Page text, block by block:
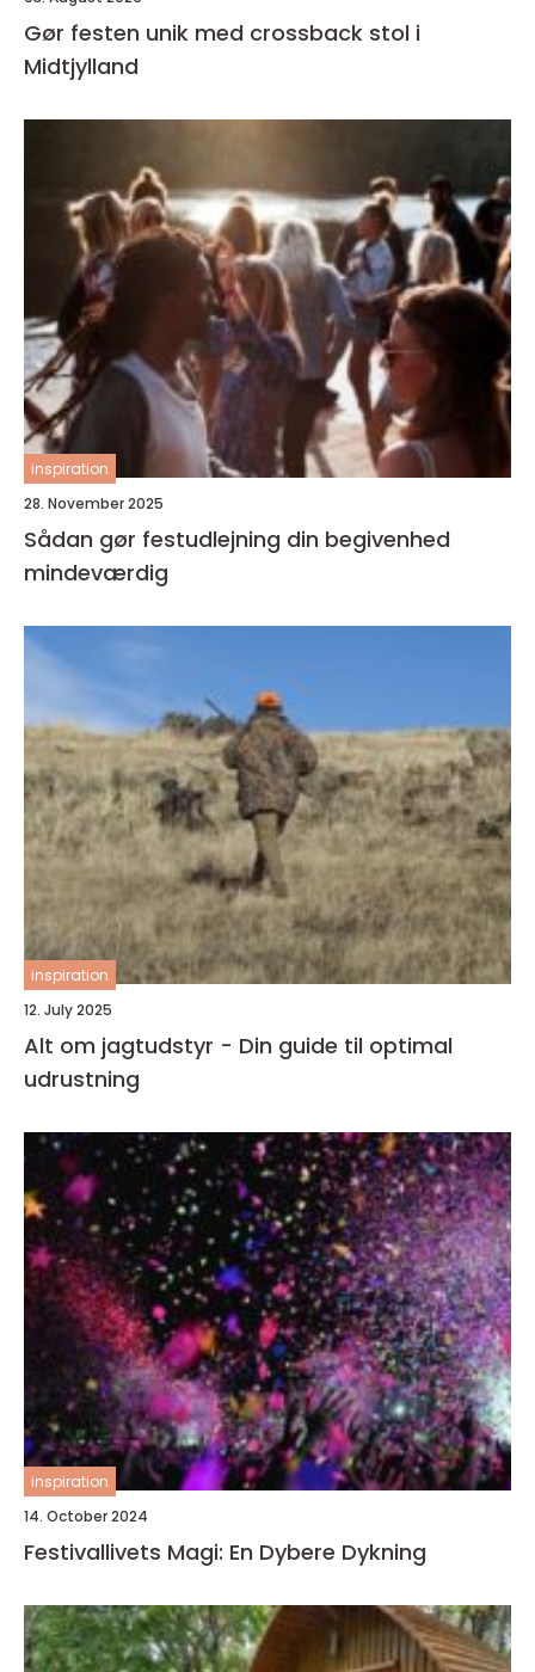
Gør festen unik med crossback stol i
Midtjylland
inspiration
28. November 2025
Sådan gør festudlejning din begivenhed
mindeværdig
inspiration
12. July 2025
Alt om jagtudstyr - Din guide til optimal
udrustning
inspiration
14. October 2024
Festivallivets Magi: En Dybere Dykning